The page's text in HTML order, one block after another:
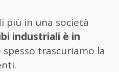
più in una società
industriali è in
spesso trascuriamo la